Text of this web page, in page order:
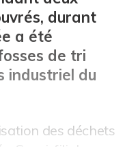
durant
a été
de tri
industriel du
des déchets